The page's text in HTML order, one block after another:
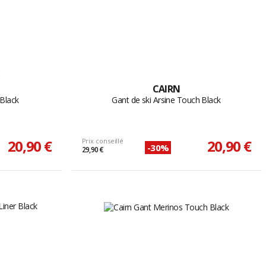
20,90 €
CAIRN
Gant de ski Arsine Touch Black
Prix conseillé
29,90 € -30% 20,90 €